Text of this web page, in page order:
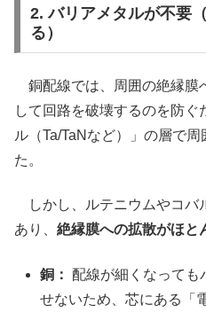
2. バリアメタルが不要
る）
銅配線では、周囲の絶縁膜
して回路を破壊するのを防
ル（Ta/TaNなど）」の層で
た。
しかし、ルテニウムやコバ
あり、 絶縁膜への拡散がほと
銅：
配線が細くなっても
せないため、芯にある「